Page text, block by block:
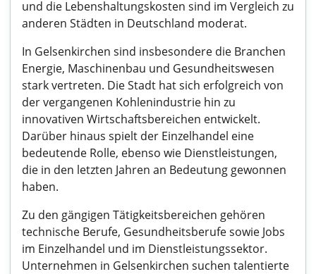
und die Lebenshaltungskosten sind im Vergleich zu
anderen Städten in Deutschland moderat.
In Gelsenkirchen sind insbesondere die Branchen
Energie, Maschinenbau und Gesundheitswesen
stark vertreten. Die Stadt hat sich erfolgreich von
der vergangenen Kohlenindustrie hin zu
innovativen Wirtschaftsbereichen entwickelt.
Darüber hinaus spielt der Einzelhandel eine
bedeutende Rolle, ebenso wie Dienstleistungen,
die in den letzten Jahren an Bedeutung gewonnen
haben.
Zu den gängigen Tätigkeitsbereichen gehören
technische Berufe, Gesundheitsberufe sowie Jobs
im Einzelhandel und im Dienstleistungssektor.
Unternehmen in Gelsenkirchen suchen talentierte